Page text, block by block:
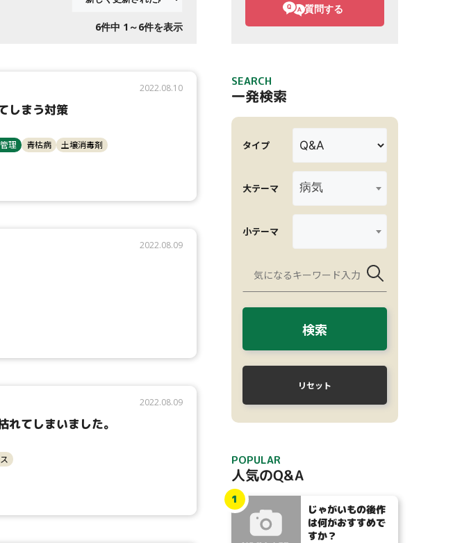
6件中 1～6件を表示
2022.08.10
しまう対策
理 青枯病 土壌消毒剤
2022.08.09
2022.08.09
れてしまいました。
質問する
SEARCH
一発検索
タイプ
大テーマ 病気
小テーマ
検索
リセット
POPULAR
人気のQ&A
じゃがいもの後作
は何がおすすめで
すか？
1